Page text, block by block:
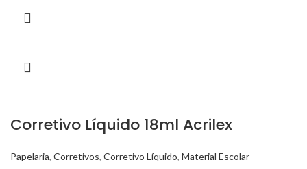
Corretivo Líquido 18ml Acrilex
Papelaria, Corretivos, Corretivo Líquido, Material Escolar